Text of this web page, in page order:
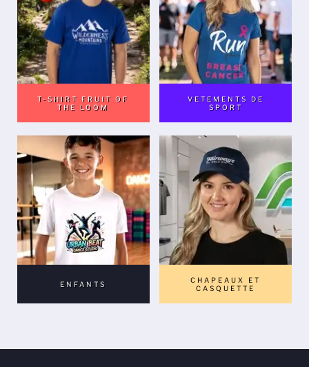
T-SHIRT FRUIT OF
THE LOOM
VETEMENTS DE
SPORT
ENFANTS
CHAPEAUX ET
CASQUETTE